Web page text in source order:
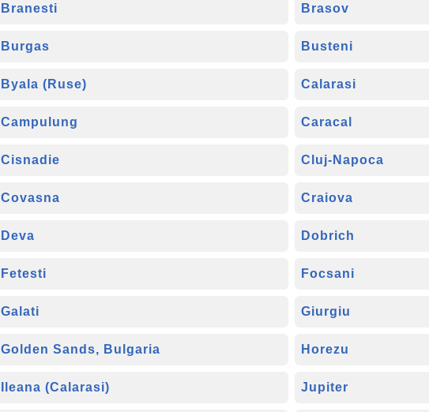
Branesti Brasov
Burgas Busteni
Byala (Ruse) Calarasi
Campulung Caracal
Cisnadie Cluj-Napoca
Covasna Craiova
Deva Dobrich
Fetesti Focsani
Galati Giurgiu
Golden Sands, Bulgaria Horezu
Ileana (Calarasi) Jupiter